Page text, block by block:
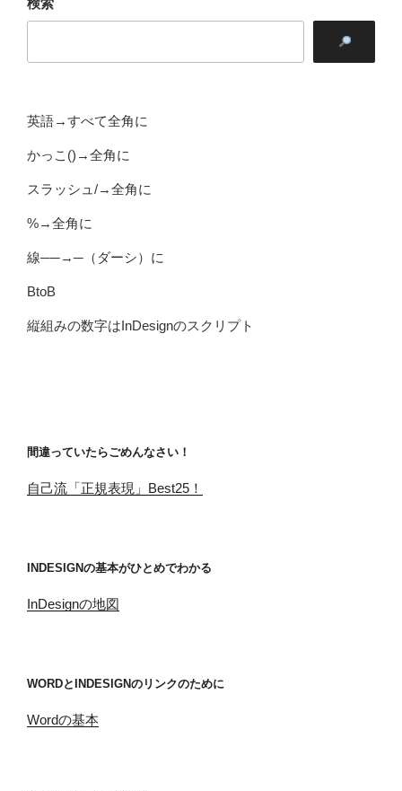
英語→すべて全角に
かっこ()→全角に
スラッシュ/→全角に
%→全角に
線──→─（ダーシ）に
BtoB
縦組みの数字はInDesignのスクリプト
間違っていたらごめんなさい！
自己流「正規表現」Best25！
INDESIGNの基本がひとめでわかる
InDesignの地図
WORDとINDESIGNのリンクのために
Wordの基本